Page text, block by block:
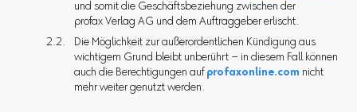
und somit die Geschäftsbeziehung zwischen der
profax Verlag AG und dem Auftraggeber erlischt.
Die Möglichkeit zur außerordentlichen Kündigung aus
wichtigem Grund bleibt unberührt – in diesem Fall können
auch die Berechtigungen auf profaxonline.com nicht
mehr weiter genutzt werden.